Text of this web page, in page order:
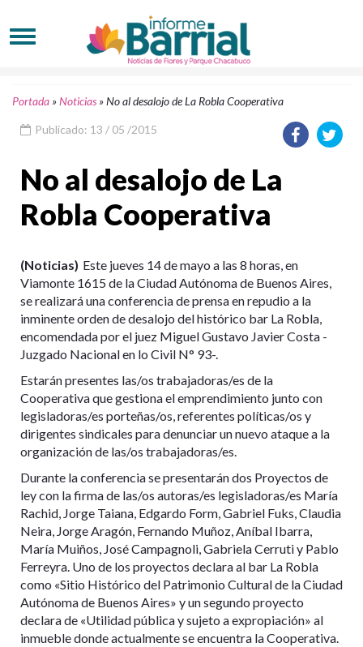
Portada »Noticias »No al desalojo de La Robla Cooperativa
Publicado: 13 / 05 /2015
No al desalojo de La
Robla Cooperativa
(Noticias) Este jueves 14 de mayo a las 8 horas, en
Viamonte 1615 de la Ciudad Autónoma de Buenos Aires,
se realizará una conferencia de prensa en repudio a la
inminente orden de desalojo del histórico bar La Robla,
encomendada por el juez Miguel Gustavo Javier Costa -
Juzgado Nacional en lo Civil N° 93-.
Estarán presentes las/os trabajadoras/es de la
Cooperativa que gestiona el emprendimiento junto con
legisladoras/es porteñas/os, referentes políticas/os y
dirigentes sindicales para denunciar un nuevo ataque a la
organización de las/os trabajadoras/es.
Durante la conferencia se presentarán dos Proyectos de
ley con la firma de las/os autoras/es legisladoras/es María
Rachid, Jorge Taiana, Edgardo Form, Gabriel Fuks, Claudia
Neira, Jorge Aragón, Fernando Muñoz, Aníbal Ibarra,
María Muiños, José Campagnoli, Gabriela Cerruti y Pablo
Ferreyra. Uno de los proyectos declara al bar La Robla
como «Sitio Histórico del Patrimonio Cultural de la Ciudad
Autónoma de Buenos Aires» y un segundo proyecto
declara de «Utilidad pública y sujeto a expropiación» al
inmueble donde actualmente se encuentra la Cooperativa.